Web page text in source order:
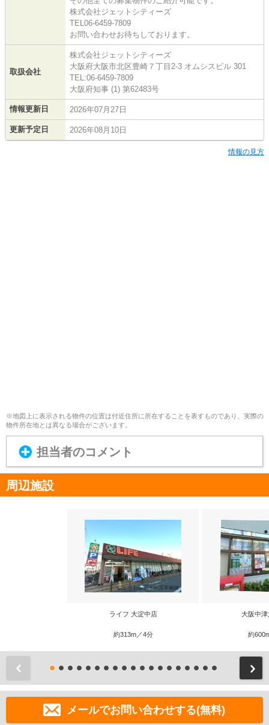
株式会社ジェットシティーズ
TEL06-6459-7809
お問い合わせお待ちしております。
取扱会社
株式会社ジェットシティーズ
大阪府大阪市北区豊崎７丁目2-3 オムシスビル 301
TEL:06-6459-7809
大阪府知事 (1) 第62483号
情報更新日 2026年07月27日
更新予定日 2026年08月10日
情報の見方
※地図上に表示される物件の位置は付近住所に所在することを表すものであり、実際の
物件所在地とは異なる場合がございます。
担当者のコメント
周辺施設
ライフ 大淀中店
約313m／4分
大阪中
約
メールでお問い合わせする(無料)